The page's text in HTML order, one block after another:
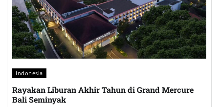
Indonesia
Rayakan Liburan Akhir Tahun di Grand Mercure
Bali Seminyak